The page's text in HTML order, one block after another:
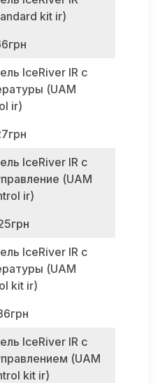
kit ir)
IceRiver IR с
(UAM
ir)
IceRiver IR с
(UAM
ir)
IceRiver IR с
(UAM
kit ir)
IceRiver IR с
(UAM
kit ir)